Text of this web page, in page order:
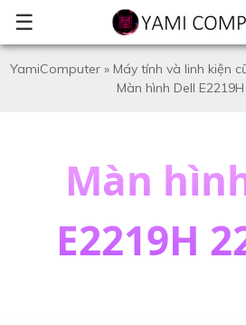
☰
YamiComputer» Máy tính và linh kiện
Màn hình Dell
Màn
E2219H